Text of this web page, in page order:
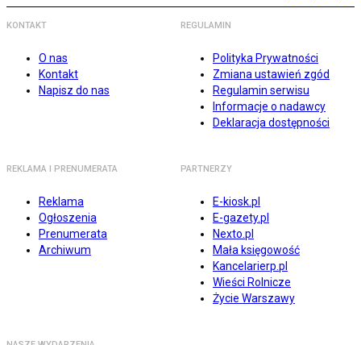
KONTAKT
O nas
Kontakt
Napisz do nas
REGULAMIN
Polityka Prywatności
Zmiana ustawień zgód
Regulamin serwisu
Informacje o nadawcy
Deklaracja dostępności
REKLAMA I PRENUMERATA
Reklama
Ogłoszenia
Prenumerata
Archiwum
PARTNERZY
E-kiosk.pl
E-gazety.pl
Nexto.pl
Mała księgowość
Kancelarierp.pl
Wieści Rolnicze
Życie Warszawy